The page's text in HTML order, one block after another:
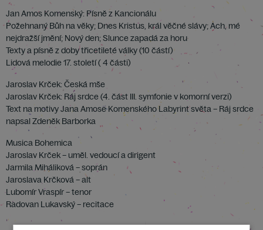
Jan Amos Komenský: Písně z Kancionálu
Požehnaný Bůh na věky; Dnes Kristus, král věčné slávy; Ach, mé
nejdražší jmění; Nový den; Slunce zapadá za horu
Texty a písně z doby třicetileté války (10 částí)
Lidová melodie 17. století ( 4 části)
Jaroslav Krček: Česká mše
Jaroslav Krček: Ráj srdce (4. část III. symfonie v komorní verzi)
Text na motivy Jana Amose Komenského Labyrint světa – Ráj srdce
napsal Zdeněk Barborka
Musica Bohemica
Jaroslav Krček – uměl. vedoucí a dirigent
Jarmila Miháliková – soprán
Jaroslava Krčková – alt
Lubomír Vraspír – tenor
Radovan Lukavský – recitace